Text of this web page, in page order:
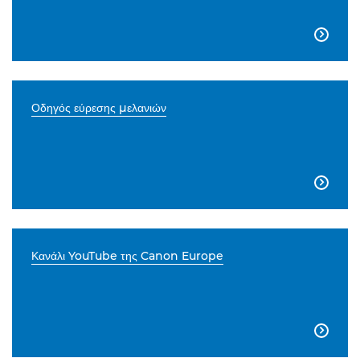

Οδηγός εύρεσης μελανιών

Κανάλι YouTube της Canon Europe
